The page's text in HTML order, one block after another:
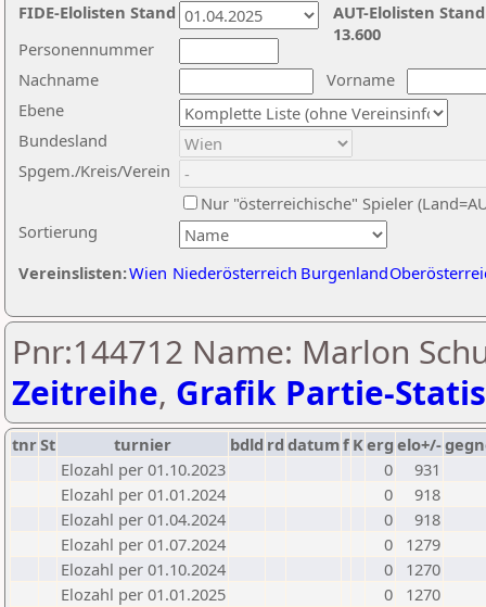
Nachname
Vorname
Ebene
Sortierung
Personennummer
Bundesland
Spgem./Kreis/Verein
Nur "österreichische" Spieler
Vereinslisten:Wien Niederösterreich Burgenland
AUT-Elolisten
13.600
FIDE-Elolisten Stand
Pnr:144712 Name: Marlon
Zeitreihe, Grafik Partie-
tnrSt turnier bdld rd datumf Kerg elo+/-
Elozahl per 01.10.2023
0
931
Elozahl per 01.01.2024
0
918
Elozahl per 01.04.2024
0
918
Elozahl per 01.07.2024
0
1279
Elozahl per 01.10.2024
0
1270
Elozahl per 01.01.2025
0
1270